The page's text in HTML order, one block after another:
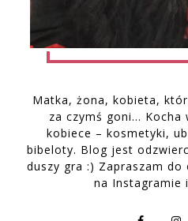
Matka, żona, kobieta,
za czymś goni… Kocha
kobiece – kosmetyki,
bibeloty. Blog jest
duszy gra :) Zapraszam
na Instagramie